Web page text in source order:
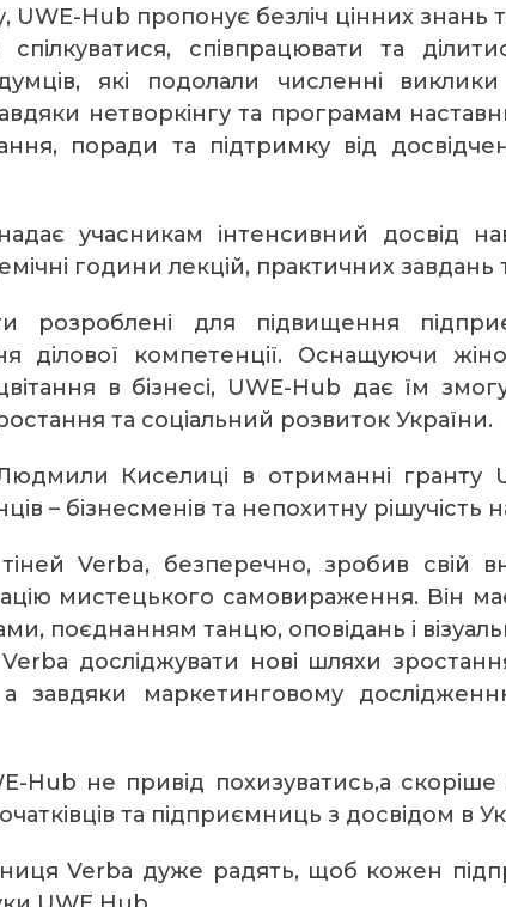
UWE-Hub пропонує безліч цінних знань
співпрацювати та
які подолали численні
нетворкінгу та програмам
поради та підтримку від
учасникам інтенсивний досвід
години лекцій, практичних завдань
розроблені для підвищення
ділової компетенції. Оснащуючи
в бізнесі, UWE-Hub дає їм
та соціальний розвиток України.
Киселиці в отриманні гранту
– бізнесменів та непохитну рішучість
Verba, безперечно, зробив свій
мистецького самовираження. Він має
поєднанням танцю, оповідань і
досліджувати нові шляхи
а завдяки маркетинговому
Hub не привід похизуватись,а
та підприємниць з досвідом в
Verba дуже радять, щоб кожен